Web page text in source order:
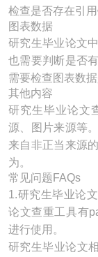
检查是否存在引
图表数据
研究生毕业论文
也需要判断是否
需要检查图表数
其他内容
研究生毕业论文
源、图片来源等
来自非正当来源
为。
常见问题FAQs
1.研究生毕业论
论文查重工具有
进行使用。
研究生毕业论文